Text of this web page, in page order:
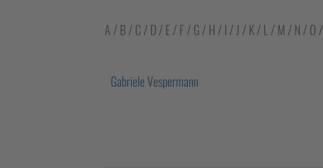
A / B / C / D / E / F / G / H / I / J / K/ L / M / N / O /
Gabriele Vespermann